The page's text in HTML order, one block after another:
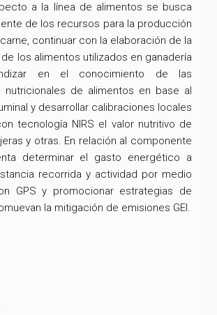
a la línea de alimentos se busca
de los recursos para la producción
continuar con la elaboración de la
los alimentos utilizados en ganadería
en el conocimiento de las
nutricionales de alimentos en base al
y desarrollar calibraciones locales
tecnología NIRS el valor nutritivo de
y otras. En relación al componente
determinar el gasto energético a
recorrida y actividad por medio
GPS y promocionar estrategias de
la mitigación de emisiones GEI.